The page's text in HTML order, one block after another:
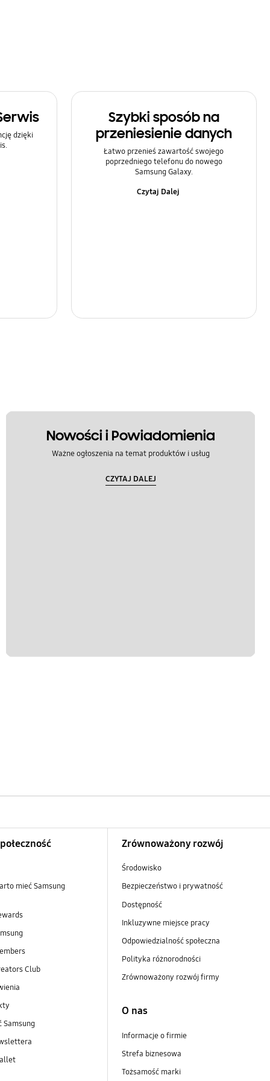
dzięki
Szybki sposób na
przeniesienie danych
Łatwo przenieś zawartość swojego
poprzedniego telefonu do nowego
Samsung Galaxy.
Czytaj Dalej
Nowości i Powiadomienia
Ważne ogłoszenia na temat produktów i usług
CZYTAJ DALEJ
mieć Samsung
Club
Samsung
Zrównoważony rozwój
Środowisko
Bezpieczeństwo i prywatność
Dostępność
Inkluzywne miejsce pracy
Odpowiedzialność społeczna
Polityka różnorodności
Zrównoważony rozwój firmy
O nas
Informacje o firmie
Strefa biznesowa
Tożsamość marki